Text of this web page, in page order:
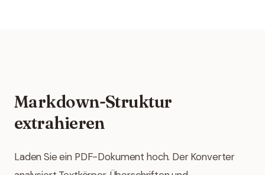
Markdown-Struktur
extrahieren
Laden Sie ein PDF-Dokument hoch. Der Konverter